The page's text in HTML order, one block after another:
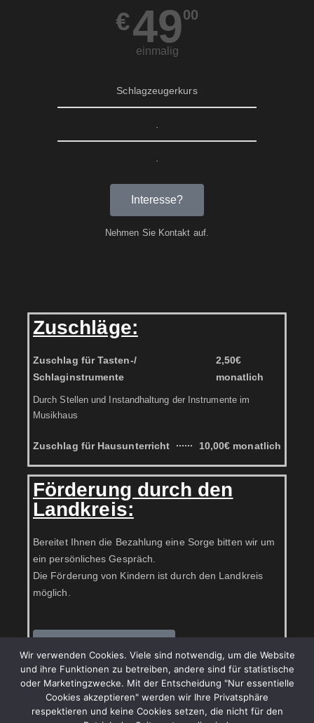
€4900
einmalig
Schlagzeugerkurs
Interesse?
Nehmen Sie Kontakt auf.
Zuschläge:
Zuschlag für Tasten-/
Schlaginstrumente
2,50€
monatlich
Durch Stellen und Instandhaltung der Instrumente im
Musikhaus
Zuschlag für Hausunterricht 10,00€ monatlich
Förderung durch den
Landkreis:
Bereitet Ihnen die Bezahlung eine Sorge bitten wir um
ein persönliches Gespräch.
Die Förderung von Kindern ist durch den Landkreis
möglich.
Impressum Datenschutz
Wir verwenden Cookies. Viele sind notwendig, um die Website
und ihre Funktionen zu betreiben, andere sind für statistische
oder Marketingzwecke. Mit der Entscheidung "Nur essentielle
Cookies akzeptieren" werden wir Ihre Privatsphäre
respektieren und keine Cookies setzen, die nicht für den